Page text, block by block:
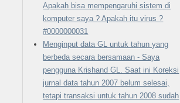
Apakah bisa mempengaruhi sistem di
komputer saya ? Apakah itu virus ?
#0000000031
Menginput data GL untuk tahun yang
berbeda secara bersamaan - Saya
pengguna Krishand GL. Saat ini Koreksi
jurnal data tahun 2007 belum selesai,
tetapi transaksi untuk tahun 2008 sudah